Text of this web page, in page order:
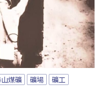
煤礦 礦場 礦工